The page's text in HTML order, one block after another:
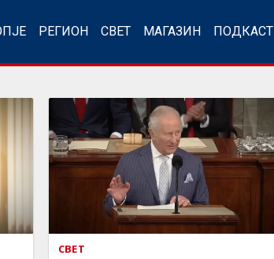
РЕГИОН СВЕТ МАГАЗИН ПОДКАСТ
СВЕТ